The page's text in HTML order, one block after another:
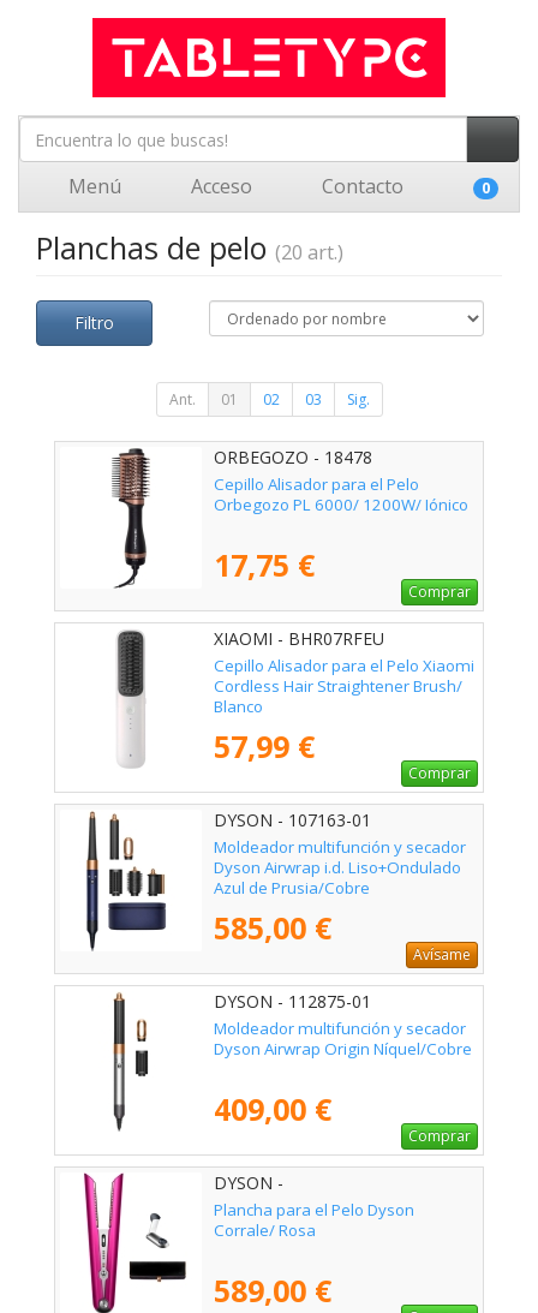
Menú Acceso Contacto 0
Planchas de pelo (20 art.)
Filtro
Ant. 01 02 03 Sig.
ORBEGOZO - 18478
Cepillo Alisador para el Pelo
Orbegozo PL 6000/ 1200W/ Iónico
17,75 €
Comprar
XIAOMI - BHR07RFEU
Cepillo Alisador para el Pelo Xiaomi
Cordless Hair Straightener Brush/
Blanco
57,99 €
Comprar
DYSON - 107163-01
Moldeador multifunción y secador
Dyson Airwrap i.d. Liso+Ondulado
Azul de Prusia/Cobre
585,00 €
Avísame
DYSON - 112875-01
Moldeador multifunción y secador
Dyson Airwrap Origin Níquel/Cobre
409,00 €
Comprar
DYSON -
Plancha para el Pelo Dyson
Corrale/ Rosa
589,00 €